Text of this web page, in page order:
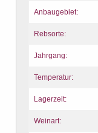
Anbaugebiet:
Rebsorte:
Jahrgang:
Temperatur:
Lagerzeit:
Weinart: